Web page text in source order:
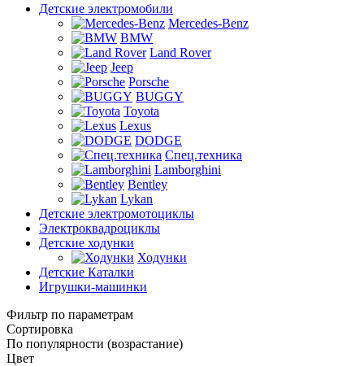
Детские электромобили
Mercedes-Benz
BMW
Land Rover
Jeep
Porsche
BUGGY
Toyota
Lexus
DODGE
Спец.техника
Lamborghini
Bentley
Lykan
Детские электромотоциклы
Электроквадроциклы
Детские ходунки
Ходунки
Детские Каталки
Игрушки-машинки
Фильтр по параметрам
Сортировка
По популярности (возрастание)
Цвет